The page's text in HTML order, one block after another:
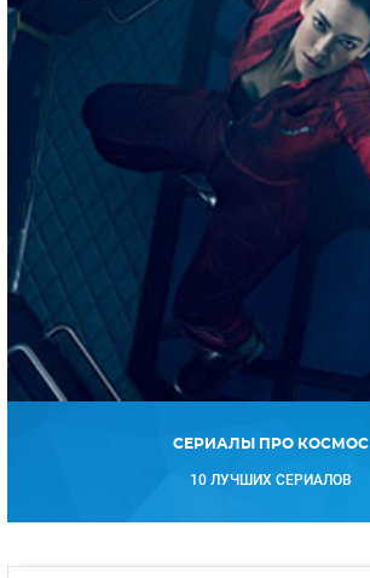
СЕРИАЛЫ ПРО КОСМОС
10 ЛУЧШИХ СЕРИАЛОВ